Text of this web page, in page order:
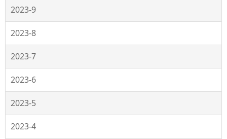
2023-9
2023-8
2023-7
2023-6
2023-5
2023-4